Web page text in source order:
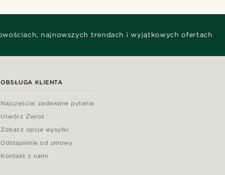
najnowszych trendach i wyjątkowych ofertach
OBSŁUGA KLIENTA
Najczęściej zadawane pytania
Utwórz Zwrot
Zobacz opcje wysyłki
Odstąpienie od umowy
Kontakt z nami